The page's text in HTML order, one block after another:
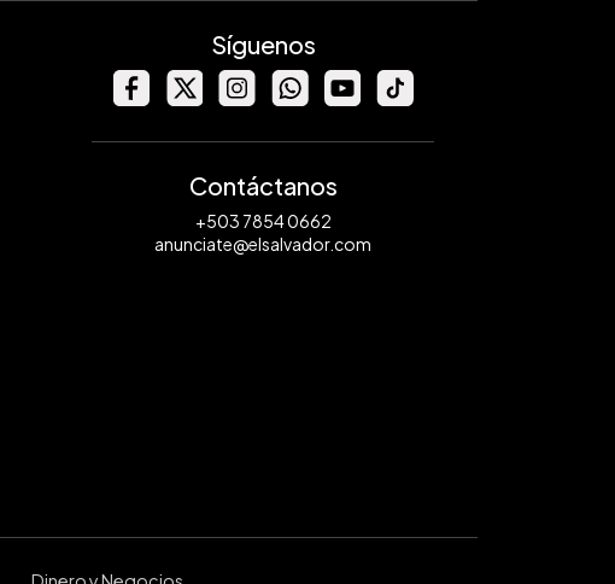
Síguenos
Contáctanos
+503 7854 0662
anunciate@elsalvador.com